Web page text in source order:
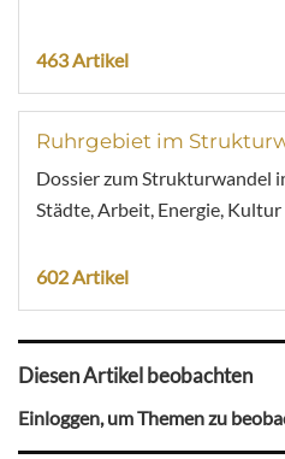
463 Artikel
Ruhrgebiet im
Dossier zum Strukturwandel
Städte, Arbeit, Energie,
602 Artikel
Diesen Artikel beobachten
Einloggen, um Themen zu